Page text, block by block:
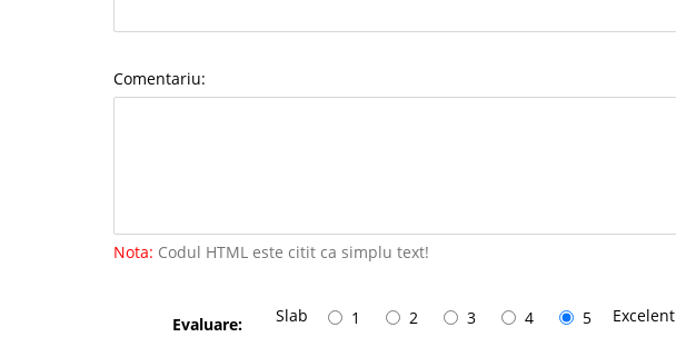
Comentariu:
Nota: Codul HTML este citit ca simplu text!
Evaluare: Slab 1 2 3 4 5 Excelent